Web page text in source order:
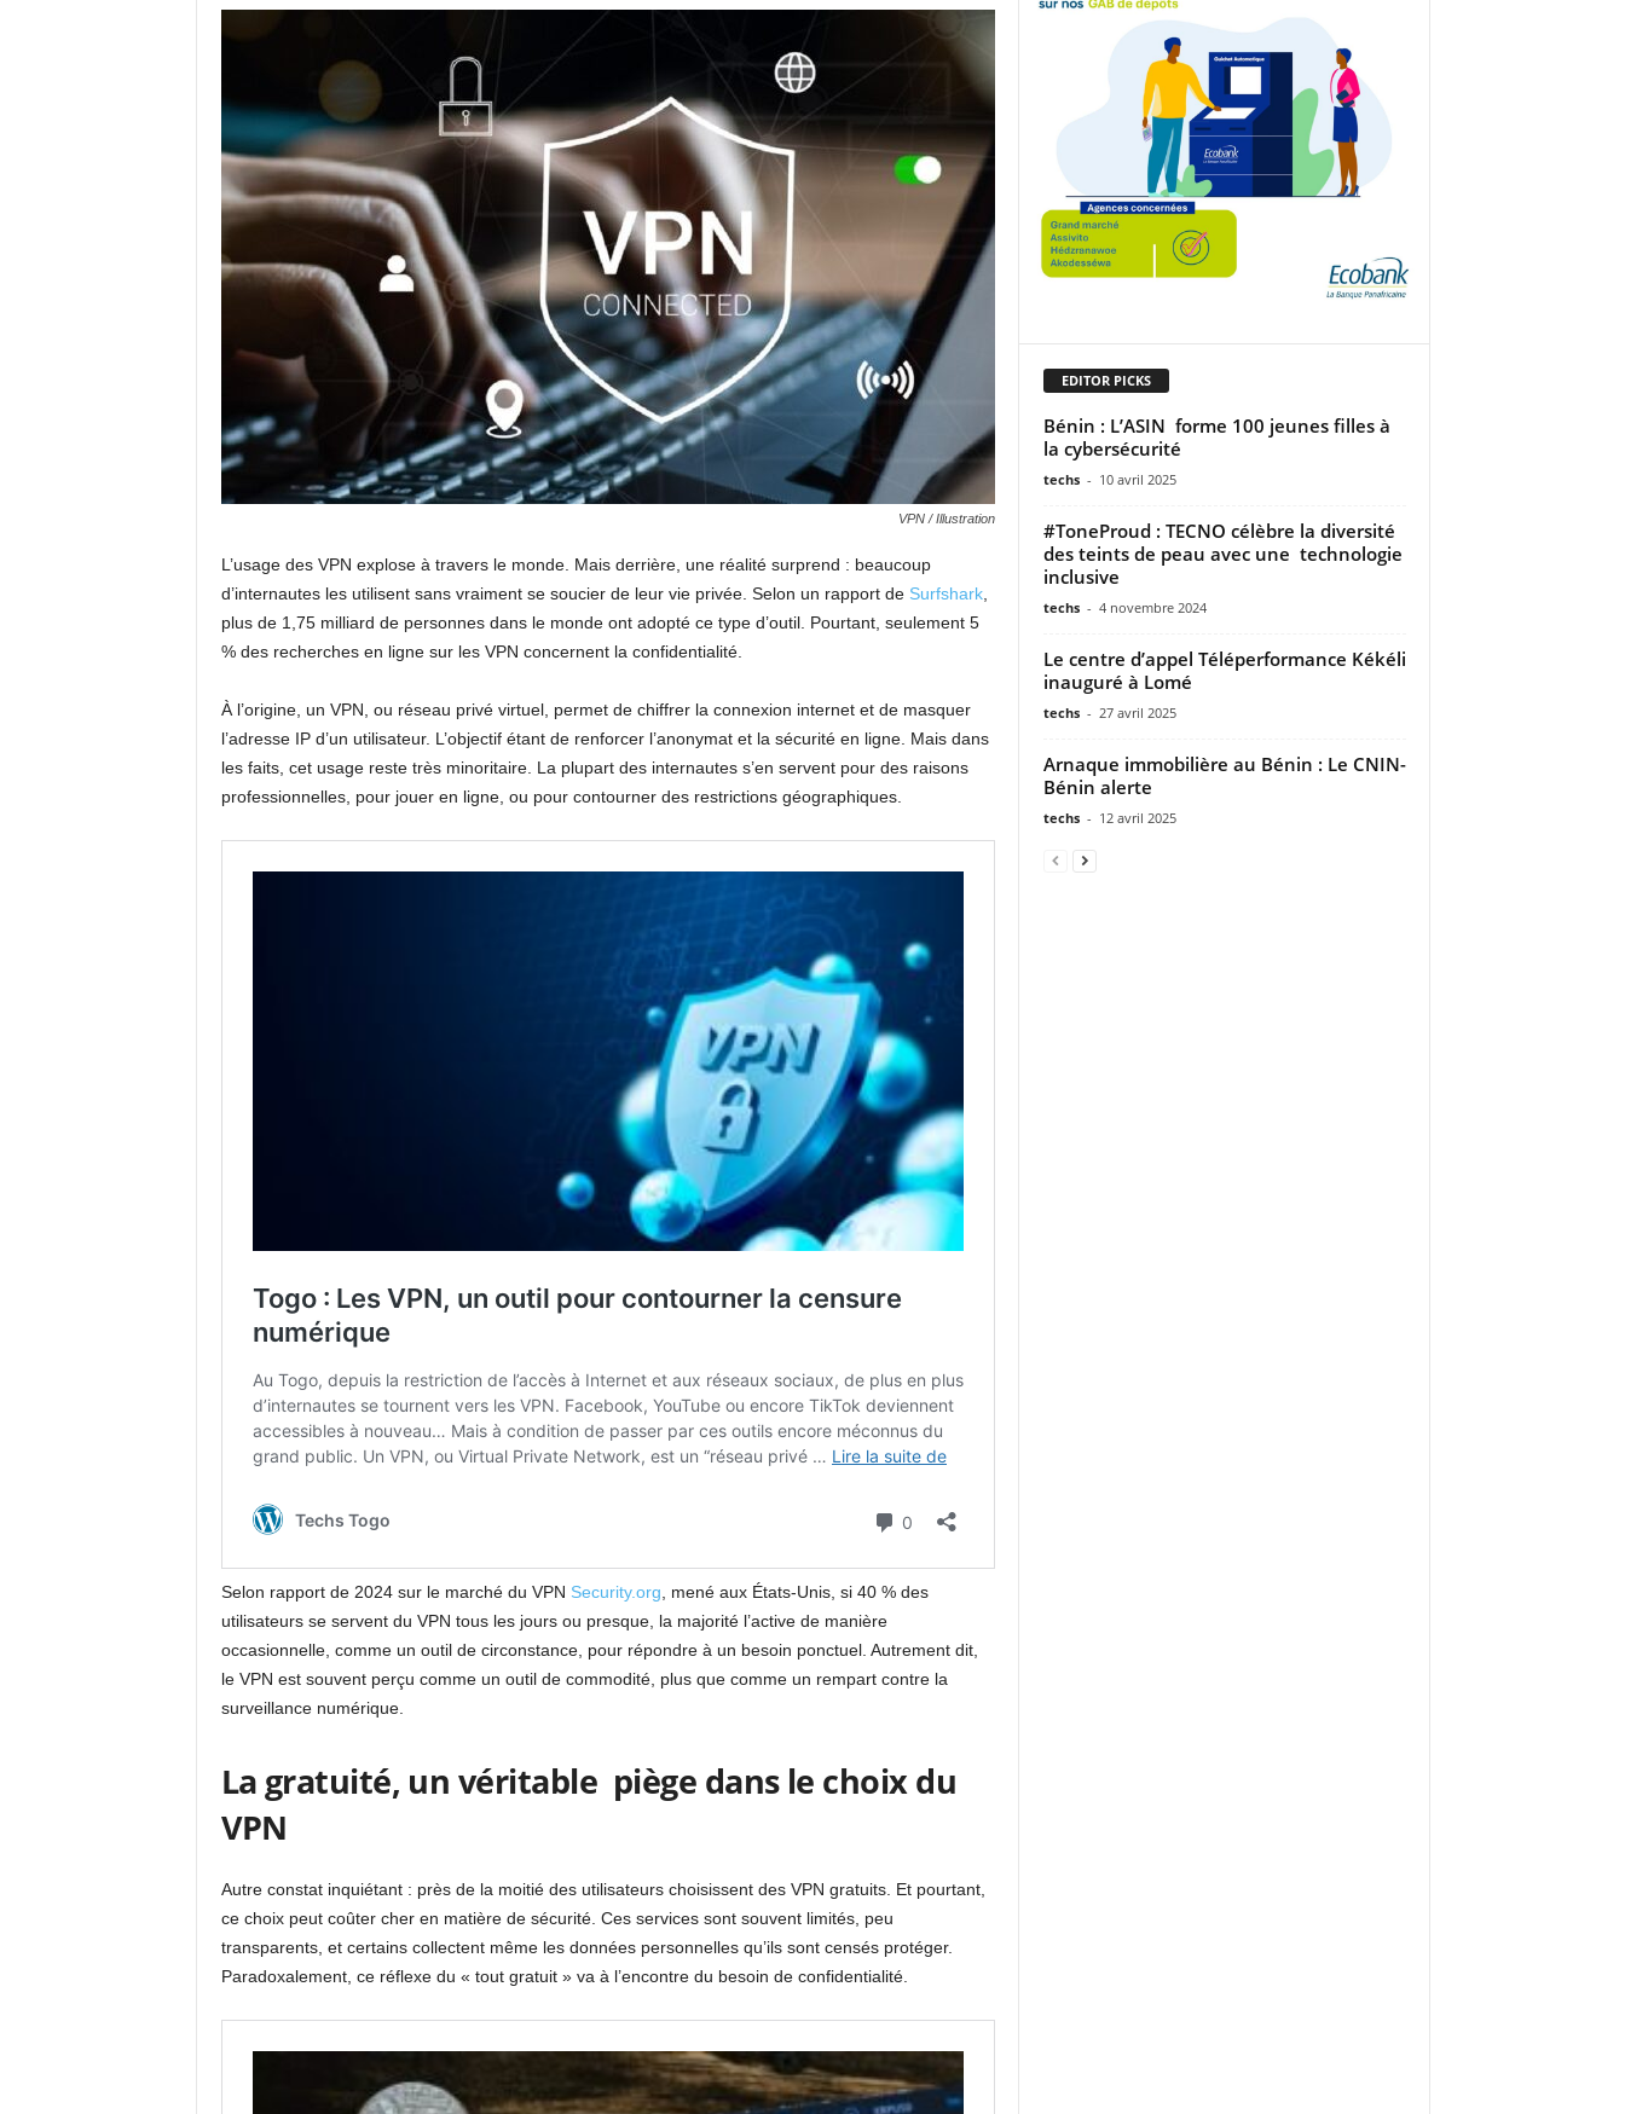
VPN / Illustration
L’usage des VPN explose à travers le monde. Mais derrière, une réalité surprend : beaucoup
d’internautes les utilisent sans vraiment se soucier de leur vie privée. Selon un rapport de Surfshark,
plus de 1,75 milliard de personnes dans le monde ont adopté ce type d’outil. Pourtant, seulement 5
% des recherches en ligne sur les VPN concernent la confidentialité.
À l’origine, un VPN, ou réseau privé virtuel, permet de chiffrer la connexion internet et de masquer
l’adresse IP d’un utilisateur. L’objectif étant de renforcer l’anonymat et la sécurité en ligne. Mais dans
les faits, cet usage reste très minoritaire. La plupart des internautes s’en servent pour des raisons
professionnelles, pour jouer en ligne, ou pour contourner des restrictions géographiques.
Selon rapport de 2024 sur le marché du VPN Security.org , mené aux États-Unis, si 40 % des
utilisateurs se servent du VPN tous les jours ou presque, la majorité l’active de manière
occasionnelle, comme un outil de circonstance, pour répondre à un besoin ponctuel. Autrement dit,
le VPN est souvent perçu comme un outil de commodité, plus que comme un rempart contre la
surveillance numérique.
La gratuité, un véritable piège dans le choix du
VPN
Autre constat inquiétant : près de la moitié des utilisateurs choisissent des VPN gratuits. Et pourtant,
ce choix peut coûter cher en matière de sécurité. Ces services sont souvent limités, peu
transparents, et certains collectent même les données personnelles qu’ils sont censés protéger.
Paradoxalement, ce réflexe du « tout gratuit » va à l’encontre du besoin de confidentialité.
EDITOR PICKS
Bénin : L’ASIN forme 100 jeunes filles à
la cybersécurité
techs - 10 avril 2025
#ToneProud : TECNO célèbre la diversité
des teints de peau avec une technologie
inclusive
techs - 4 novembre 2024
Le centre d’appel Téléperformance Kékéli
inauguré à Lomé
techs - 27 avril 2025
Arnaque immobilière au Bénin : Le CNIN-
Bénin alerte
techs - 12 avril 2025